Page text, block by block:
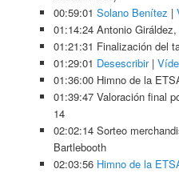
00:59:01 Solano Benítez |
01:14:24 Antonio Giráldez,
01:21:31 Finalización del
01:29:01 Desescribir|
01:36:00 Himno de la
01:39:47 Valoración final
14
02:02:14 Sorteo
Bartlebooth
02:03:56 Himno de la